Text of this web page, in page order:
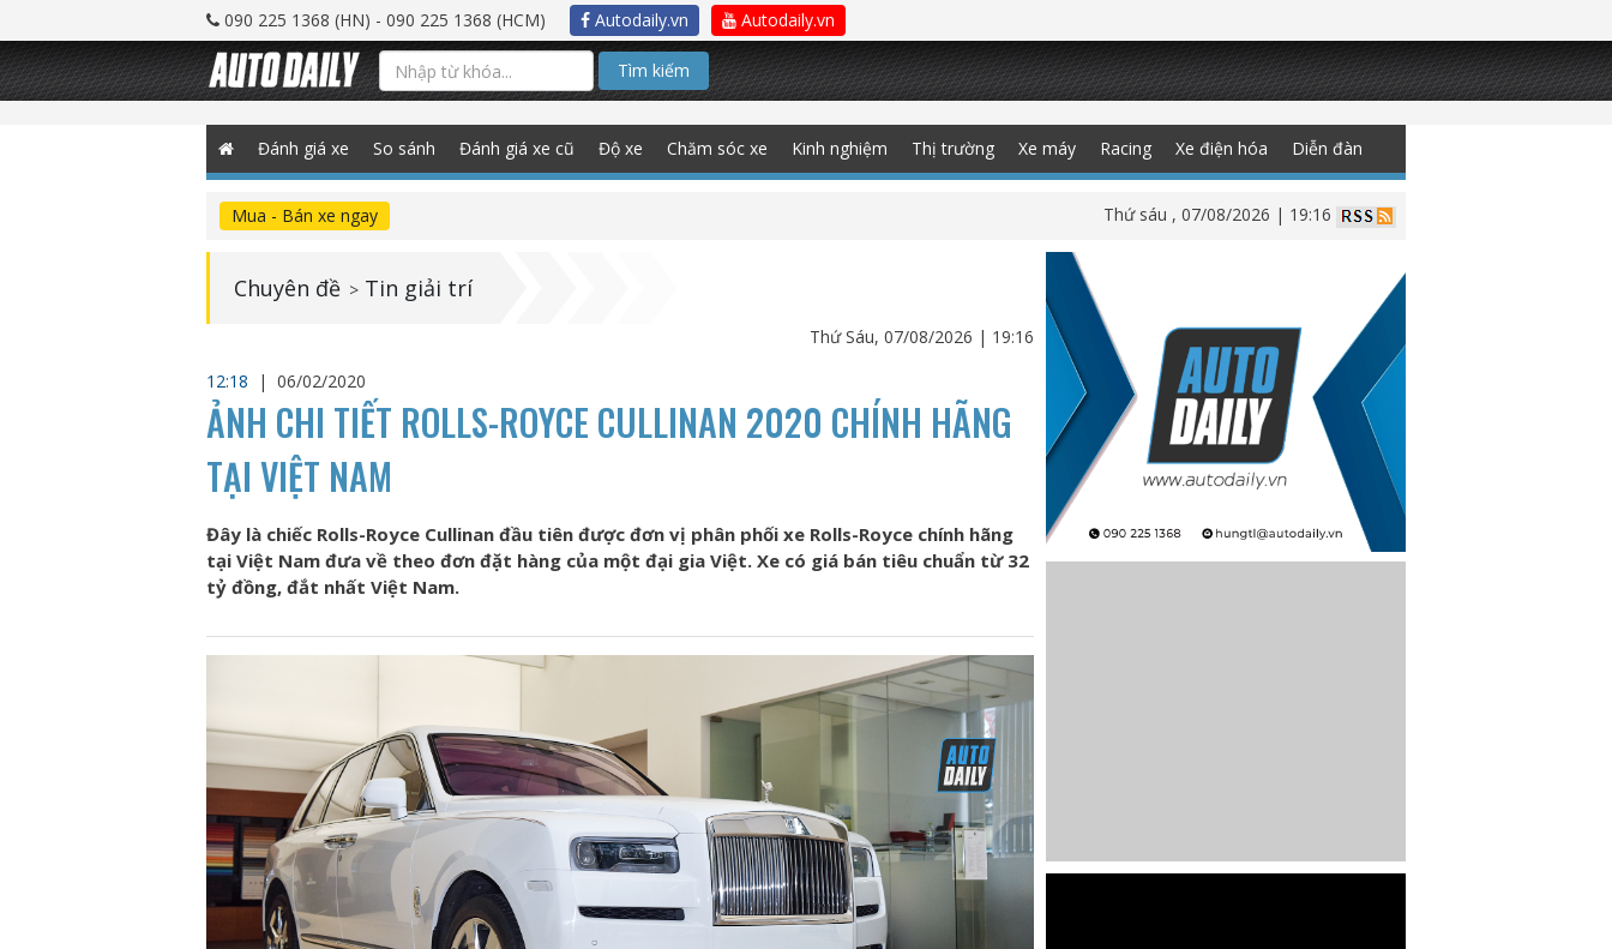
090 225 1368 (HN) - 090 225 1368 (HCM) Autodaily.vn Autodaily.vn
Tìm kiếm
Đánh giá xe So sánh Đánh giá xe cũ Độ xe Chăm sóc xe Kinh nghiệm Thị trường Xe máy Racing Xe điện hóa Diễn đàn
Mua - Bán xe ngay Thứ sáu , 07/08/2026 | 19:16
Chuyên đề > Tin giải trí
Thứ Sáu, 07/08/2026 | 19:16
12:18
| 06/02/2020
ẢNH CHI TIẾT ROLLS-ROYCE CULLINAN 2020 CHÍNH HÃNG
TẠI VIỆT NAM
Đây là chiếc Rolls-Royce Cullinan đầu tiên được đơn vị phân phối xe Rolls-Royce chính hãng
tại Việt Nam đưa về theo đơn đặt hàng của một đại gia Việt. Xe có giá bán tiêu chuẩn từ 32
tỷ đồng, đắt nhất Việt Nam.